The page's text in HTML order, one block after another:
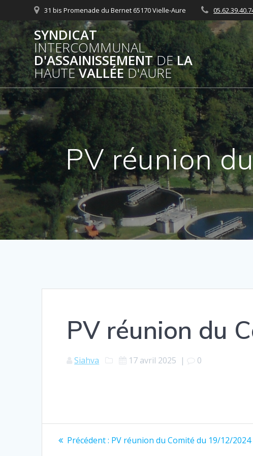
au
contenu
31 bis Promenade du Bernet 65170 Vielle-Aure
SYNDICAT
INTERCOMMUNAL
D'ASSAINISSEMENTDELA
HAUTE VALLÉED'AURE
PV réunion
PV réunion du
Siahva 17 avril 2025 | 0
Navigation
Précédent : Article
PV réunion du Comité du 19/12/2024